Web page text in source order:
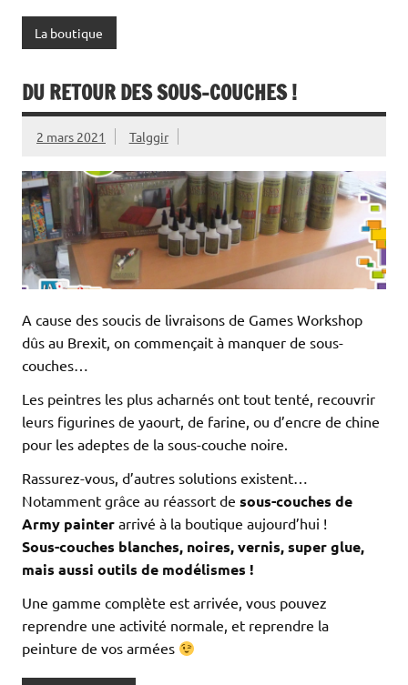
La boutique
DU RETOUR DES SOUS-COUCHES !
2 mars 2021 Talggir
A cause des soucis de livraisons de Games Workshop
dûs au Brexit, on commençait à manquer de sous-
couches…
Les peintres les plus acharnés ont tout tenté, recouvrir
leurs figurines de yaourt, de farine, ou d’encre de chine
pour les adeptes de la sous-couche noire.
Rassurez-vous, d’autres solutions existent…
Notamment grâce au réassort de sous-couches de
Army painter arrivé à la boutique aujourd’hui !
Sous-couches blanches, noires, vernis, super glue,
mais aussi outils de modélismes !
Une gamme complète est arrivée, vous pouvez
reprendre une activité normale, et reprendre la
peinture de vos armées